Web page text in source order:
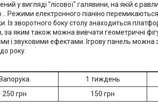
у вигляді "лісової" галявини, на якій є
Режими електронного піаніно
Із зворотного боку столу знаходиться
за яким також можна вивчати геометричні
і звуковими ефектами. Ігрову панель можна
року.
1 тиждень
250 грн
150 грн